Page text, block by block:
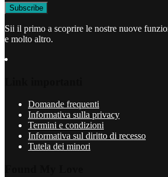
Sii il primo a scoprire le nostre nuove
e molto altro.
Domande frequenti
Informativa sulla privacy
Termini e condizioni
Informativa sul diritto di recesso
Tutela dei minori